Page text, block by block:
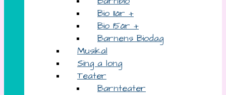
Bio 11år +
Bio 15år +
Barnens Biodag
Musikal
Sing a long
Teater
Barnteater